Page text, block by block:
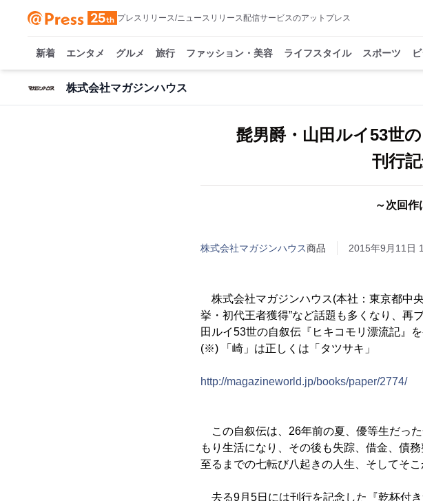
プレスリリース/ニュースリリース配信サービスのアットプレス
新着 エンタメ グルメ 旅行 ファッション・美容 ライフスタイル スポーツ
株式会社マガジンハウス
髭男爵・山田ルイ53世
刊行
～次回作
株式会社マガジンハウス商品 2015年9月11日
株式会社マガジンハウス(本社：東京都中
挙・初代王者獲得”など話題も多くなり、再
田ルイ53世の自叙伝『ヒキコモリ漂流記』を
(※) 「崎」は正しくは「タツサキ」
http://magazineworld.jp/books/paper/2774/
この自叙伝は、26年前の夏、優等生だっ
もり生活になり、その後も失踪、借金、債
至るまでの七転び八起きの人生、そしてそ
去る9月5日には刊行を記念した『乾杯付